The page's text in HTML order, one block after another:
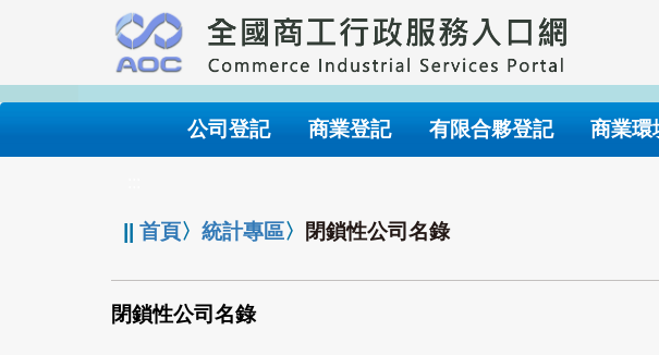
要
內
公司登記 商業登記 有限合夥登記 商業環
||首頁〉統計專區〉 閉鎖性公司名錄
閉鎖性公司名錄